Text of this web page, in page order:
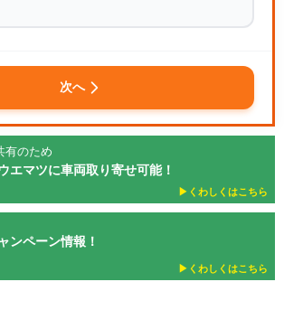
次へ
有のため
エマツに車両取り寄せ可能！
▶︎くわしくはこちら
ンペーン情報！
▶︎くわしくはこちら